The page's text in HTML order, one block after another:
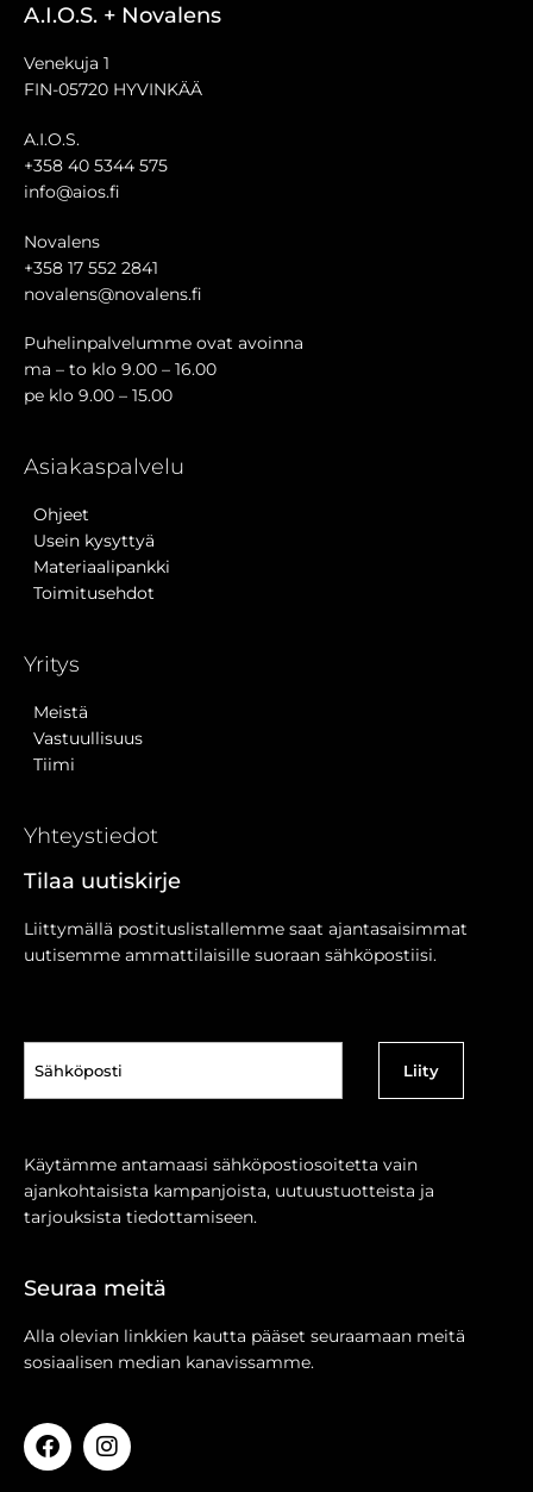
A.I.O.S. + Novalens
Venekuja 1
FIN-05720 HYVINKÄÄ
A.I.O.S.
+358 40 5344 575
info@aios.fi
Novalens
+358 17 552 2841
novalens@novalens.fi
Puhelinpalvelumme ovat avoinna
ma – to klo 9.00 – 16.00
pe klo 9.00 – 15.00
Asiakaspalvelu
Ohjeet
Usein kysyttyä
Materiaalipankki
Toimitusehdot
Yritys
Meistä
Vastuullisuus
Tiimi
Yhteystiedot
Tilaa uutiskirje
Liittymällä postituslistallemme saat ajantasaisimmat
uutisemme ammattilaisille suoraan sähköpostiisi.
(Pakollinen)
Käytämme antamaasi sähköpostiosoitetta vain
ajankohtaisista kampanjoista, uutuustuotteista ja
tarjouksista tiedottamiseen.
Seuraa meitä
Alla olevian linkkien kautta pääset seuraamaan meitä
sosiaalisen median kanavissamme.